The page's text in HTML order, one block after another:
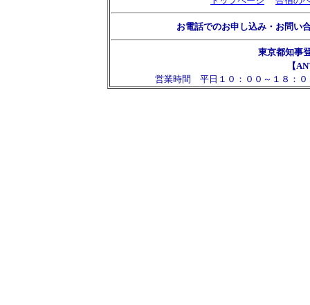
お電話でのお申し込み・お問い
東京都知事
【
営業時間 平日１０：００～１８：